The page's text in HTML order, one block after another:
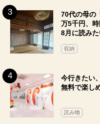
70代の母の
万5千円、
8月に読み
収納
今行きたい
無料で楽し
読み物